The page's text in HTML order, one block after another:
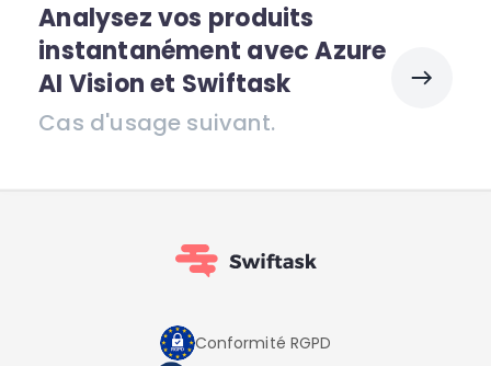
Analysez vos produits
instantanément avec Azure
AI Vision et Swiftask
Cas d'usage suivant.
Conformité RGPD